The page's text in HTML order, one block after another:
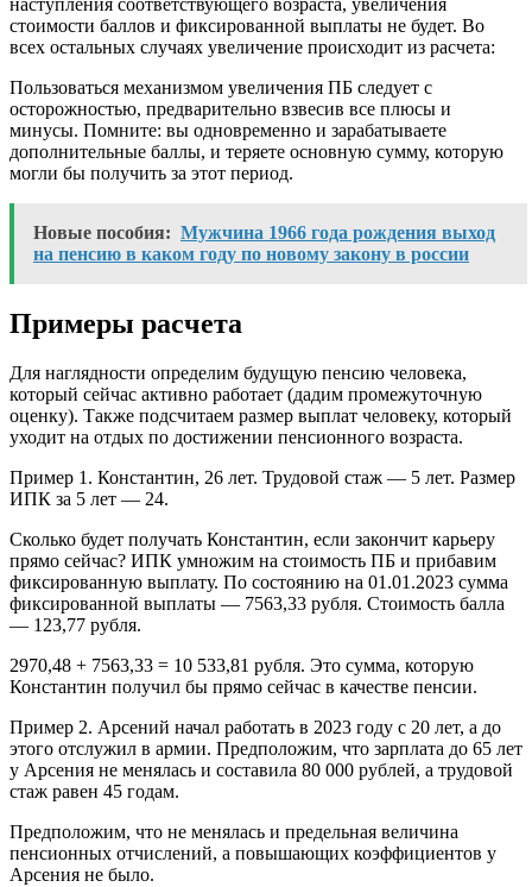
стоимости баллов и фиксированной выплаты не будет. Во
всех остальных случаях увеличение происходит из расчета:
Пользоваться механизмом увеличения ПБ следует с
осторожностью, предварительно взвесив все плюсы и
минусы. Помните: вы одновременно и зарабатываете
дополнительные баллы, и теряете основную сумму, которую
могли бы получить за этот период.
Новые пособия: Мужчина 1966 года рождения выход
на пенсию в каком году по новому закону в россии
Примеры расчета
Для наглядности определим будущую пенсию человека,
который сейчас активно работает (дадим промежуточную
оценку). Также подсчитаем размер выплат человеку, который
уходит на отдых по достижении пенсионного возраста.
Пример 1. Константин, 26 лет. Трудовой стаж — 5 лет. Размер
ИПК за 5 лет — 24.
Сколько будет получать Константин, если закончит карьеру
прямо сейчас? ИПК умножим на стоимость ПБ и прибавим
фиксированную выплату. По состоянию на 01.01.2023 сумма
фиксированной выплаты — 7563,33 рубля. Стоимость балла
— 123,77 рубля.
2970,48 + 7563,33 = 10 533,81 рубля. Это сумма, которую
Константин получил бы прямо сейчас в качестве пенсии.
Пример 2. Арсений начал работать в 2023 году с 20 лет, а до
этого отслужил в армии. Предположим, что зарплата до 65 лет
у Арсения не менялась и составила 80 000 рублей, а трудовой
стаж равен 45 годам.
Предположим, что не менялась и предельная величина
пенсионных отчислений, а повышающих коэффициентов у
Арсения не было.